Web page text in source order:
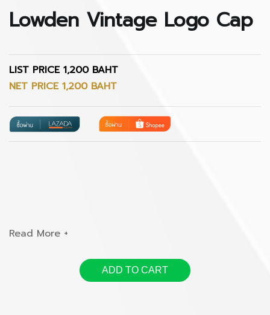
Lowden Vintage Logo Cap
LIST PRICE 1,200 BAHT
NET PRICE 1,200 BAHT
ADD TO CART